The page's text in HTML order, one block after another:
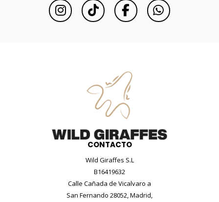
CONTACTO
Wild Giraffes S.L
B16419632
Calle Cañada de Vicalvaro a
San Fernando 28052, Madrid,